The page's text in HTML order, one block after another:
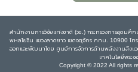
สำนักงานการวิจัยแห่งชาติ (วช.) กระทรวงการอุดมศึ
พหลโยธิน แขวงลาดยาว เขตจตุจักร กทม. 10900
ออกและพัฒนาโดย ศูนย์การจัดการด้านพลังงานสิ่งแ
เทคโนโลยีพระ
Copyright © 2022 All rights